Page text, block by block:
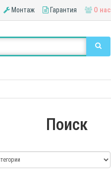
Монтаж Гарантия О нас
Поиск